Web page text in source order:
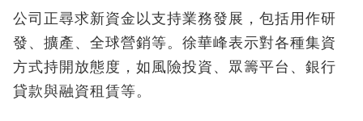
公司正尋求新資金以支持業務發展，包括用作研
發、擴產、全球營銷等。徐華峰表示對各種集資
方式持開放態度，如風險投資、眾籌平台、銀行
貸款與融資租賃等。